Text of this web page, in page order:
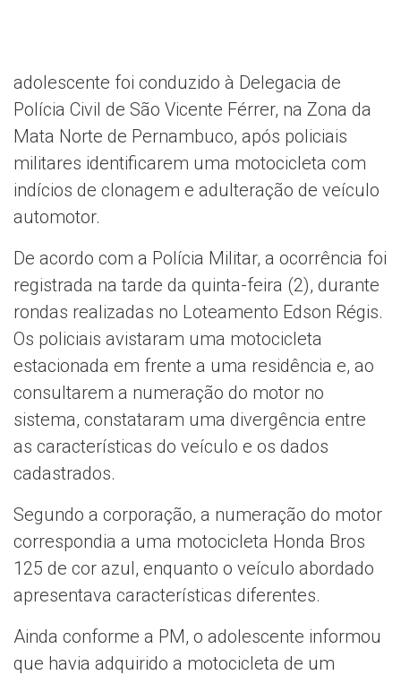
adolescente foi conduzido à Delegacia de
Polícia Civil de São Vicente Férrer, na Zona da
Mata Norte de Pernambuco, após policiais
militares identificarem uma motocicleta com
indícios de clonagem e adulteração de veículo
automotor.
De acordo com a Polícia Militar, a ocorrência foi
registrada na tarde da quinta-feira (2), durante
rondas realizadas no Loteamento Edson Régis.
Os policiais avistaram uma motocicleta
estacionada em frente a uma residência e, ao
consultarem a numeração do motor no
sistema, constataram uma divergência entre
as características do veículo e os dados
cadastrados.
Segundo a corporação, a numeração do motor
correspondia a uma motocicleta Honda Bros
125 de cor azul, enquanto o veículo abordado
apresentava características diferentes.
Ainda conforme a PM, o adolescente informou
que havia adquirido a motocicleta de um